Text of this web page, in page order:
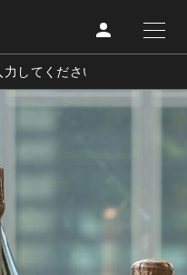
かに生きるハイエンド
ュー満載のメディア。
に溺愛、未知の幅広い
インテリア